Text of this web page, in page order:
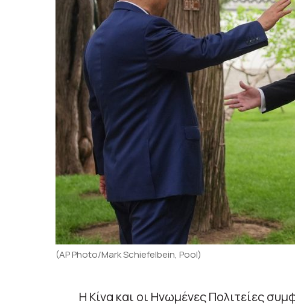
(AP Photo/Mark Schiefelbein, Pool)
Η Κίνα και οι Ηνωμένες Πολιτείες